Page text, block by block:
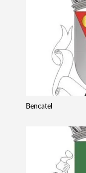
Bencatel